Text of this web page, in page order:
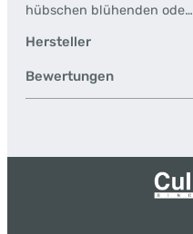
hübschen blühenden ode…
Hersteller
Bewertungen